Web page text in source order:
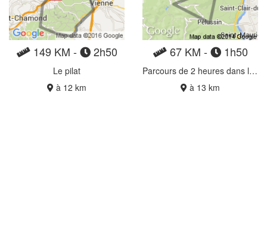
149 KM - 2h50
Le pilat
à 12 km
67 KM - 1h50
Parcours de 2 heures dans le Pilat
à 13 km